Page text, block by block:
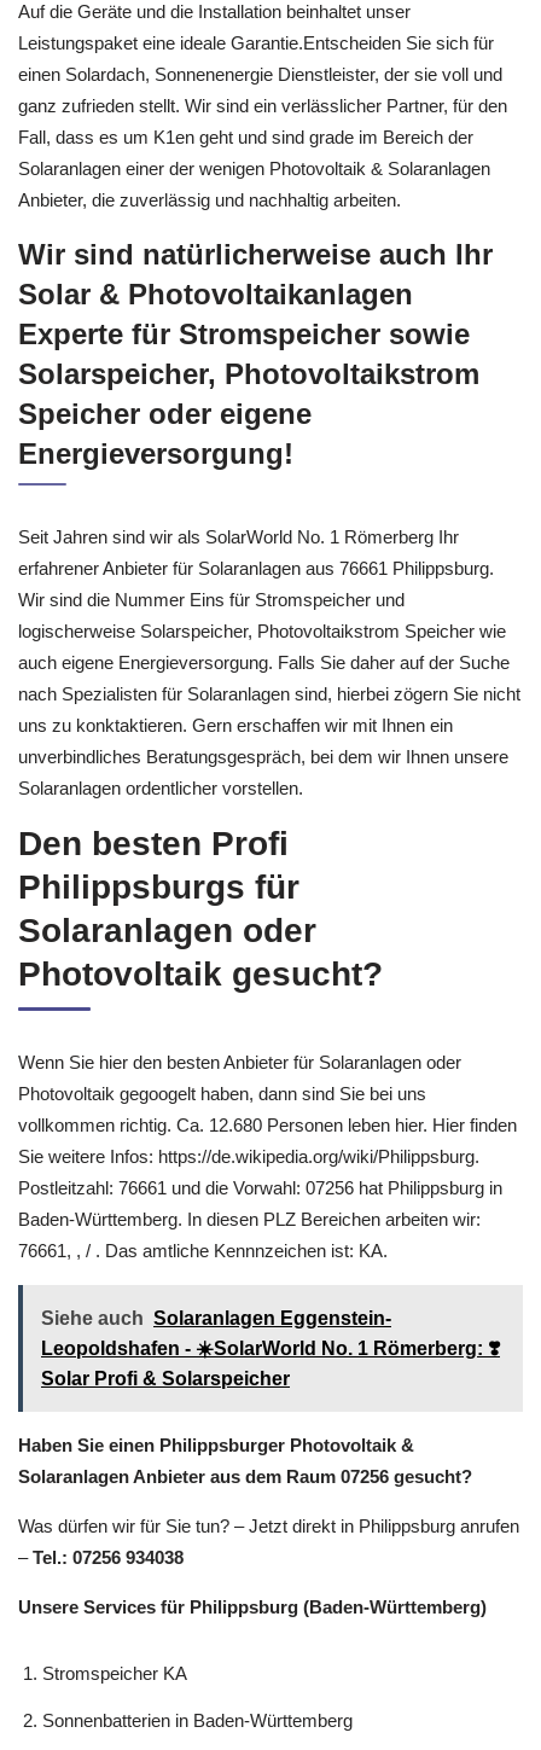
Auf die Geräte und die Installation beinhaltet unser
Leistungspaket eine ideale Garantie.Entscheiden Sie sich für
einen Solardach, Sonnenenergie Dienstleister, der sie voll und
ganz zufrieden stellt. Wir sind ein verlässlicher Partner, für den
Fall, dass es um K1en geht und sind grade im Bereich der
Solaranlagen einer der wenigen Photovoltaik & Solaranlagen
Anbieter, die zuverlässig und nachhaltig arbeiten.
Wir sind natürlicherweise auch Ihr
Solar & Photovoltaikanlagen
Experte für Stromspeicher sowie
Solarspeicher, Photovoltaikstrom
Speicher oder eigene
Energieversorgung!
Seit Jahren sind wir als SolarWorld No. 1 Römerberg Ihr
erfahrener Anbieter für Solaranlagen aus 76661 Philippsburg.
Wir sind die Nummer Eins für Stromspeicher und
logischerweise Solarspeicher, Photovoltaikstrom Speicher wie
auch eigene Energieversorgung. Falls Sie daher auf der Suche
nach Spezialisten für Solaranlagen sind, hierbei zögern Sie nicht
uns zu konktaktieren. Gern erschaffen wir mit Ihnen ein
unverbindliches Beratungsgespräch, bei dem wir Ihnen unsere
Solaranlagen ordentlicher vorstellen.
Den besten Profi
Philippsburgs für
Solaranlagen oder
Photovoltaik gesucht?
Wenn Sie hier den besten Anbieter für Solaranlagen oder
Photovoltaik gegoogelt haben, dann sind Sie bei uns
vollkommen richtig. Ca. 12.680 Personen leben hier. Hier finden
Sie weitere Infos: https://de.wikipedia.org/wiki/Philippsburg.
Postleitzahl: 76661 und die Vorwahl: 07256 hat Philippsburg in
Baden-Württemberg. In diesen PLZ Bereichen arbeiten wir:
76661, , / . Das amtliche Kennnzeichen ist: KA.
Siehe auch Solaranlagen Eggenstein-
Leopoldshafen - ☀️SolarWorld No. 1 Römerberg: ❣️
Solar Profi & Solarspeicher
Haben Sie einen Philippsburger Photovoltaik &
Solaranlagen Anbieter aus dem Raum 07256 gesucht?
Was dürfen wir für Sie tun? – Jetzt direkt in Philippsburg anrufen
–Tel.: 07256 934038
Unsere Services für Philippsburg (Baden-Württemberg)
Stromspeicher KA
Sonnenbatterien in Baden-Württemberg